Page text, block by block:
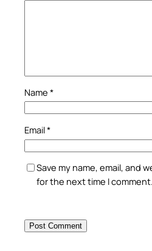
Name *
Email*
Save my name, email, and
for the next time I comment.